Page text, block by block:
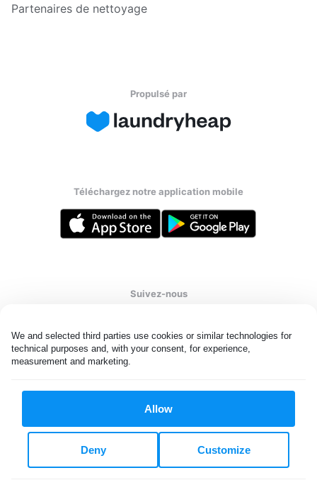
We and selected third parties use cookies or similar technologies for
technical purposes and, with your consent, for experience,
measurement and marketing.
Allow
Customize
Deny
Partenaires de nettoyage
Propulsé par
Téléchargez notre application mobile
Suivez-nous
page, vous acceptez notrepolitique de confidentialitéettermes
Confidentialité et paramètres relatifs aux cookies